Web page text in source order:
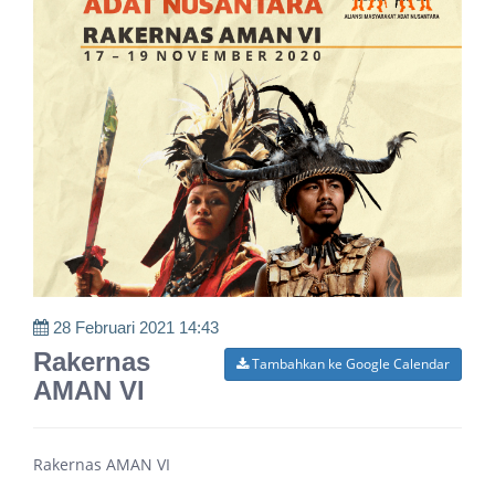
28 Februari 2021 14:43
Tambahkan ke Google Calendar
Rakernas
AMAN VI
Rakernas AMAN VI